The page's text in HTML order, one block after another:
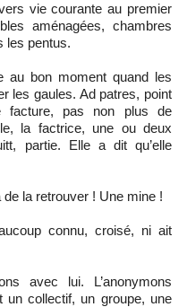
vie courante au premier
aménagées, chambres
les pentus.
au bon moment quand les
les gaules. Ad patres, point
facture, pas non plus de
la factrice, une ou deux
partie. Elle a dit qu’elle
de la retrouver ! Une mine !
connu, croisé, ni ait
avec lui. L’anonymons
un collectif, un groupe, une